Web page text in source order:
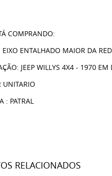
COMPRANDO:
ENTALHADO MAIOR DA
JEEP WILLYS 4X4 - 1970 EM
UNITARIO
: PATRAL
RELACIONADOS